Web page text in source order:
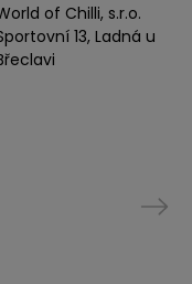
of Chilli, s.r.o.
13, Ladná u
Next